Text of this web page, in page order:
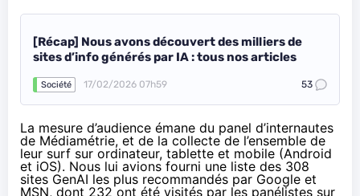
[Récap] Nous avons découvert des milliers de
sites d’info générés par IA : tous nos articles
Société 17/02/2026 07h59 53
La mesure d’audience émane du panel d’internautes
de Médiamétrie, et de la collecte de l’ensemble de
leur surf sur ordinateur, tablette et mobile (Android
et iOS). Nous lui avions fourni une liste des 308
sites GenAI les plus recommandés par Google et
MSN, dont 232 ont été visités par les panélistes sur